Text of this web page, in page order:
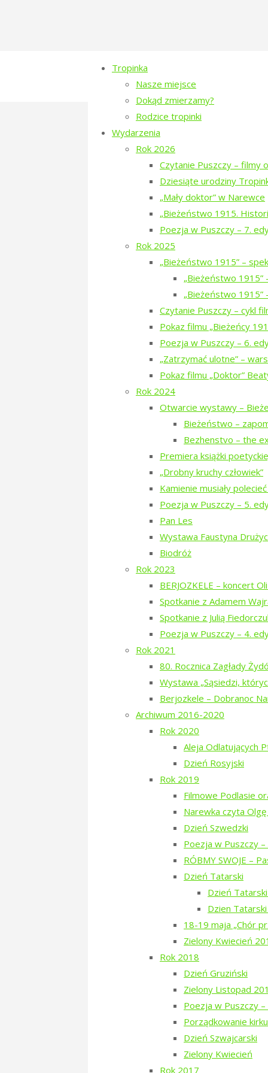
Tropinka
Nasze miejsce
Dokąd zmierzamy?
Rodzice tropinki
Wydarzenia
Rok 2026
Czytanie Puszczy – filmy
Dziesiąte urodziny
„Mały doktor” w Narewce
„Bieżeństwo 1915.
Poezja w Puszczy – 7.
Rok 2025
„Bieżeństwo 1915” –
„Bieżeństwo
„Bieżeństwo 1915”
Czytanie Puszczy – cykl
Pokaz filmu „Bieżeńcy
Poezja w Puszczy – 6.
„Zatrzymać ulotne” –
Pokaz filmu „Doktor”
Rok 2024
Otwarcie wystawy –
Bieżeństwo –
Bezhenstvo – the
Premiera książki
„Drobny kruchy człowiek”
Kamienie musiały
Poezja w Puszczy – 5.
Pan Les
Wystawa Faustyna
Biodróż
Rok 2023
BERJOZKELE – koncert
Spotkanie z Adamem
Spotkanie z Julią
Poezja w Puszczy – 4.
Rok 2021
80. Rocznica Zagłady
Wystawa „Sąsiedzi,
Berjozkele – Dobranoc
Archiwum 2016-2020
Rok 2020
Aleja Odlatujących
Dzień Rosyjski
Rok 2019
Filmowe Podlasie
Narewka czyta
Dzień Szwedzki
Poezja w Puszczy –
RÓBMY SWOJE –
Dzień Tatarski
Dzień
Dzien
18-19 maja „Chór
Zielony Kwiecień
Rok 2018
Dzień Gruziński
Zielony Listopad
Poezja w Puszczy –
Porządkowanie
Dzień Szwajcarski
Zielony Kwiecień
Rok 2017
Author:manfred
Noclegi podczas “Poezji w
Jeśli ktoś z Was wybiera się na
kciuki za nasze przedsięwzięcia i
niespodziankę 🙂 1) Lucyna
manfred 25. August 201825.
"Noclegi
podczas
“Poezji
w
Puszczy”"
Pierwsza akcja porządkowania
3 sierpnia 2018 młodzi i starsi
Narewce. Wrażenia po
wzdłuż granicy cmentarza.
9. August 20189. August
"Pierwsza
akcja
porządkowania
kirkutu
w
Narewce
nami"
Sukces zbiórki na Poezję w
Trudno uwierzyć, ale to już fakt:
wszystkim, którzy zechcieli nas
realizacji tego przedsięwzięcia.
manfred 9. August 20189. August
"Sukces
zbiórki
na
Puszczy!!!"
W lipcu 2018 Urząd Gminy
pamiątkową i informacyjną – za co
kirkutu w Narewce. Będziemy tam
31. July 201831. July 2018
porządkowania
Narewce"
Zbiórka na Poezję w Puszczy
Mamy już 19% sumy potrzebnej
i Tropinkowiczów oraz
(dziękujemy raz jeszcze!), udało
22. July 201822. July 2018